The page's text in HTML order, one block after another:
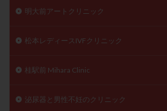
明大前アートクリニック
松本レディースIVFクリニック
桂駅前 Mihara Clinic
泌尿器と男性不妊のクリニック